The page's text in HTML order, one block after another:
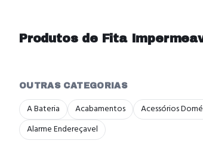
Produtos de Fita
OUTRAS CATEGORIAS
A Bateria Acabamentos Acessórios
Alarme Endereçavel